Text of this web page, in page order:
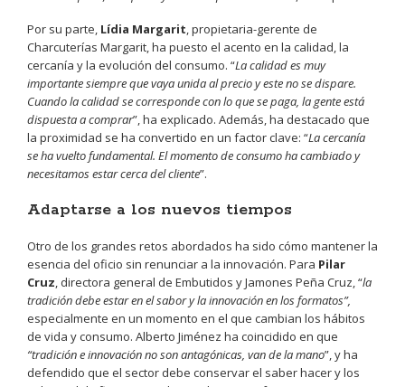
Por su parte, Lídia Margarit, propietaria-gerente de
Charcuterías Margarit, ha puesto el acento en la calidad, la
cercanía y la evolución del consumo. “La calidad es muy
importante siempre que vaya unida al precio y este no se dispare.
Cuando la calidad se corresponde con lo que se paga, la gente está
dispuesta a comprar”, ha explicado. Además, ha destacado que
la proximidad se ha convertido en un factor clave: “La cercanía
se ha vuelto fundamental. El momento de consumo ha cambiado y
necesitamos estar cerca del cliente”.
Adaptarse a los nuevos tiempos
Otro de los grandes retos abordados ha sido cómo mantener la
esencia del oficio sin renunciar a la innovación. Para Pilar
Cruz, directora general de Embutidos y Jamones Peña Cruz, “la
tradición debe estar en el sabor y la innovación en los formatos”,
especialmente en un momento en el que cambian los hábitos
de vida y consumo. Alberto Jiménez ha coincidido en que
“tradición e innovación no son antagónicas, van de la mano”, y ha
defendido que el sector debe conservar el saber hacer y los